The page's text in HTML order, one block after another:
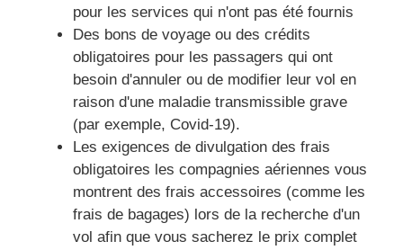
pour les services qui n'ont pas été fournis
Des bons de voyage ou des crédits
obligatoires pour les passagers qui ont
besoin d'annuler ou de modifier leur vol en
raison d'une maladie transmissible grave
(par exemple, Covid-19).
Les exigences de divulgation des frais
obligatoires les compagnies aériennes vous
montrent des frais accessoires (comme les
frais de bagages) lors de la recherche d'un
vol afin que vous sacherez le prix complet